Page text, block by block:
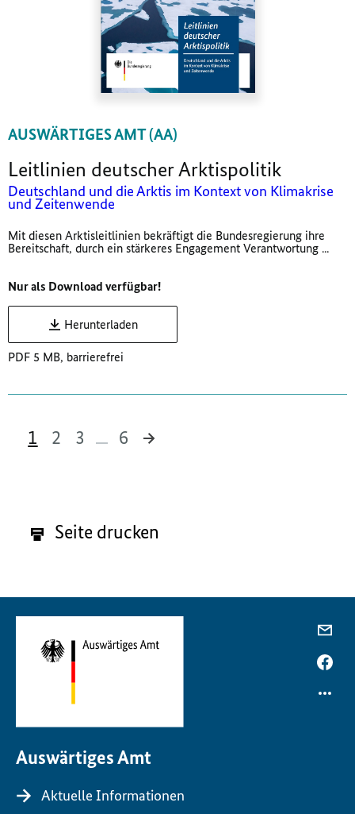
AUSWÄRTIGES AMT (AA)
Leitlinien deutscher Arktispolitik
Deutschland und die Arktis im Kontext von Klimakrise
und Zeitenwende
Mit diesen Arktisleitlinien bekräftigt die Bundesregierung ihre
Bereitschaft, durch ein stärkeres Engagement Verantwortung ...
Nur als Download verfügbar!
Herunterladen
PDF 5 MB, barrierefrei
1 2 3 6
Seite drucken
Auswärtiges Amt
Aktuelle Informationen